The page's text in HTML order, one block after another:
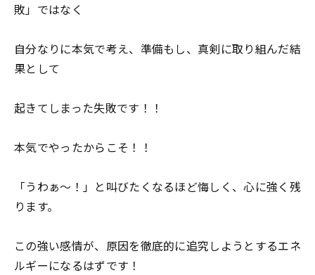
敗」ではなく
自分なりに本気で考え、準備もし、真剣に取り組んだ結
果として
起きてしまった失敗です！！
本気でやったからこそ！！
「うわぁ〜！」と叫びたくなるほど悔しく、心に強く残
ります。
この強い感情が、原因を徹底的に追究しようとするエネ
ルギーになるはずです！